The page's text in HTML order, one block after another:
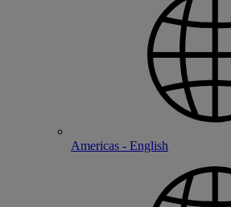
Americas - English